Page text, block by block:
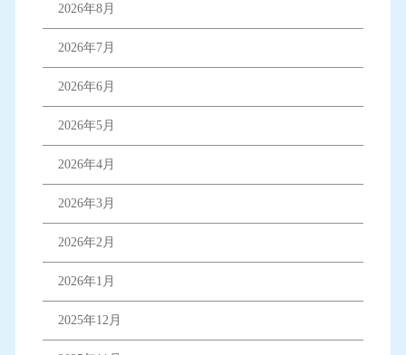
2026年8月
2026年7月
2026年6月
2026年5月
2026年4月
2026年3月
2026年2月
2026年1月
2025年12月